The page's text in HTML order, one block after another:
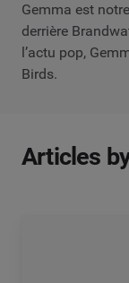
Gemma est
derrière
l’actu pop,
Birds.
Articles